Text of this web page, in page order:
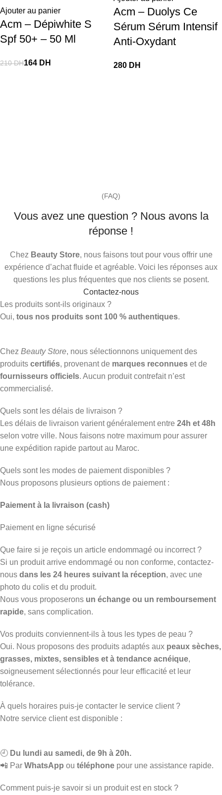
Ajouter au panier
Acm – Dépiwhite S
Spf 50+ – 50 Ml
210DH164 DH
Acm – Duolys Ce
Sérum Sérum Intensif
Anti-Oxydant
DH
(FAQ)
Vous avez une question ? Nous avons la
réponse !
Chez Beauty Store, nous faisons tout pour vous offrir une
expérience d’achat fluide et agréable. Voici les réponses aux
questions les plus fréquentes que nos clients se posent.
Contactez-nous
Les produits sont-ils originaux ?
Oui, tous nos produits sont 100 % authentiques.
Chez Beauty Store, nous sélectionnons uniquement des
produits certifiés, provenant de marques reconnues et de
fournisseurs officiels. Aucun produit contrefait n’est
commercialisé.
Quels sont les délais de livraison ?
Les délais de livraison varient généralement entre 24h et 48h
selon votre ville. Nous faisons notre maximum pour assurer
une expédition rapide partout au Maroc.
Quels sont les modes de paiement disponibles ?
Nous proposons plusieurs options de paiement :
Paiement à la livraison (cash)
Paiement en ligne sécurisé
Que faire si je reçois un article endommagé ou incorrect ?
Si un produit arrive endommagé ou non conforme, contactez-
nous dans les 24 heures suivant la réception, avec une
photo du colis et du produit.
Nous vous proposerons un échange ou un remboursement
rapide, sans complication.
Vos produits conviennent-ils à tous les types de peau ?
Oui. Nous proposons des produits adaptés aux peaux sèches,
grasses, mixtes, sensibles et à tendance acnéique,
soigneusement sélectionnés pour leur efficacité et leur
tolérance.
À quels horaires puis-je contacter le service client ?
Notre service client est disponible :
🕘 Du lundi au samedi, de 9h à 20h.
📲 Par WhatsApp ou téléphone pour une assistance rapide.
Comment puis-je savoir si un produit est en stock ?